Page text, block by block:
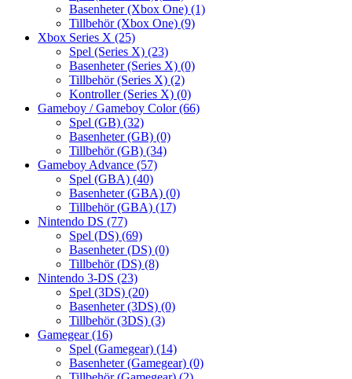
Basenheter (Xbox One) (1)
Tillbehör (Xbox One) (9)
Xbox Series X (25)
Spel (Series X) (23)
Basenheter (Series X) (0)
Tillbehör (Series X) (2)
Kontroller (Series X) (0)
Gameboy / Gameboy Color(66)
Spel (GB) (32)
Basenheter (GB) (0)
Tillbehör (GB) (34)
Gameboy Advance (57)
Spel (GBA) (40)
Basenheter (GBA) (0)
Tillbehör (GBA) (17)
Nintendo DS (77)
Spel (DS) (69)
Basenheter (DS) (0)
Tillbehör (DS) (8)
Nintendo 3-DS (23)
Spel (3DS) (20)
Basenheter (3DS) (0)
Tillbehör (3DS) (3)
Gamegear(16)
Spel (Gamegear) (14)
Basenheter (Gamegear) (0)